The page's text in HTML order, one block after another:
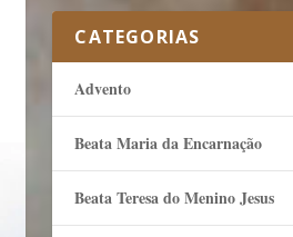
CATEGORIAS
Advento
Beata Maria da Encarnação
Beata Teresa do Menino Jesus